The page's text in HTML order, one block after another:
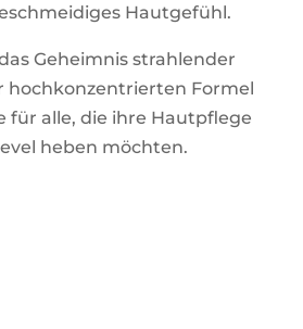
Hautgefühl.
Geheimnis strahlender
hochkonzentrierten Formel
für alle, die ihre Hautpflege
heben möchten.